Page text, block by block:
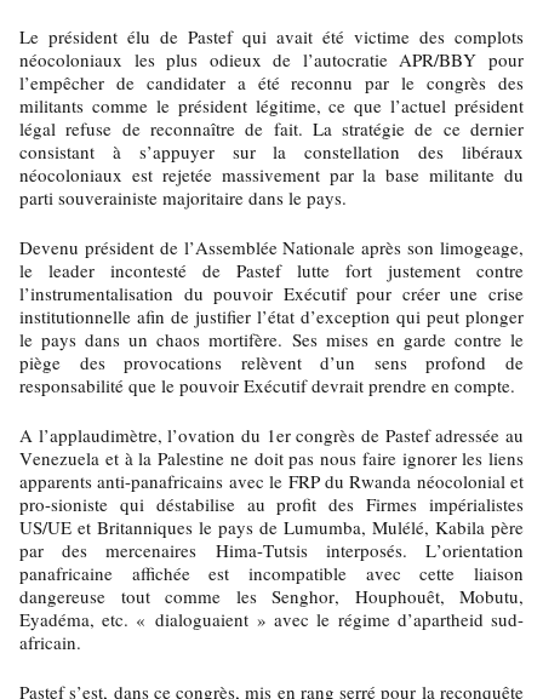
Le président élu de Pastef qui avait été victime des complots
néocoloniaux les plus odieux de l’autocratie APR/BBY pour
l’empêcher de candidater a été reconnu par le congrès des
militants comme le président légitime, ce que l’actuel président
légal refuse de reconnaître de fait. La stratégie de ce dernier
consistant à s’appuyer sur la constellation des libéraux
néocoloniaux est rejetée massivement par la base militante du
parti souverainiste majoritaire dans le pays.
Devenu président de l’Assemblée Nationale après son limogeage,
le leader incontesté de Pastef lutte fort justement contre
l’instrumentalisation du pouvoir Exécutif pour créer une crise
institutionnelle afin de justifier l’état d’exception qui peut plonger
le pays dans un chaos mortifère. Ses mises en garde contre le
piège des provocations relèvent d’un sens profond de
responsabilité que le pouvoir Exécutif devrait prendre en compte.
A l’applaudimètre, l’ovation du 1er congrès de Pastef adressée au
Venezuela et à la Palestine ne doit pas nous faire ignorer les liens
apparents anti-panafricains avec le FRP du Rwanda néocolonial et
pro-sioniste qui déstabilise au profit des Firmes impérialistes
US/UE et Britanniques le pays de Lumumba, Mulélé, Kabila père
par des mercenaires Hima-Tutsis interposés. L’orientation
panafricaine affichée est incompatible avec cette liaison
dangereuse tout comme les Senghor, Houphouêt, Mobutu,
Eyadéma, etc. « dialoguaient » avec le régime d’apartheid sud-
africain.
Pastef s’est, dans ce congrès, mis en rang serré pour la reconquête